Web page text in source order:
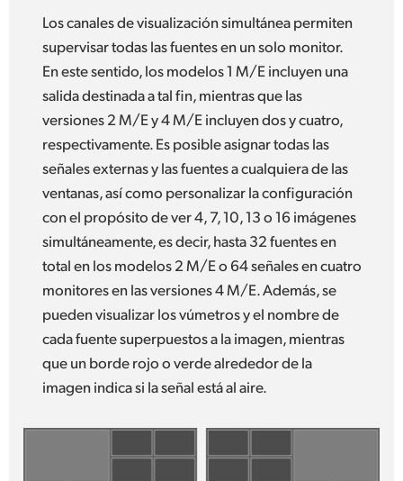
Los canales de visualización simultánea permiten
supervisar todas las fuentes en un solo monitor.
En este sentido, los modelos 1 M/E incluyen una
salida destinada a tal fin, mientras que las
versiones 2 M/E y 4 M/E incluyen dos y cuatro,
respectivamente. Es posible asignar todas las
señales externas y las fuentes a cualquiera de las
ventanas, así como personalizar la configuración
con el propósito de ver 4, 7, 10, 13 o 16 imágenes
simultáneamente, es decir, hasta 32 fuentes en
total en los modelos 2 M/E o 64 señales en cuatro
monitores en las versiones 4 M/E. Además, se
pueden visualizar los vúmetros y el nombre de
cada fuente superpuestos a la imagen, mientras
que un borde rojo o verde alrededor de la
imagen indica si la señal está al aire.